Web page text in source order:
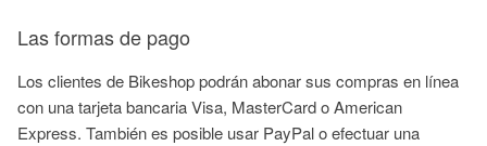
Las formas de pago
Los clientes de Bikeshop podrán abonar sus compras en línea
con una tarjeta bancaria Visa, MasterCard o American
Express. También es posible usar PayPal o efectuar una